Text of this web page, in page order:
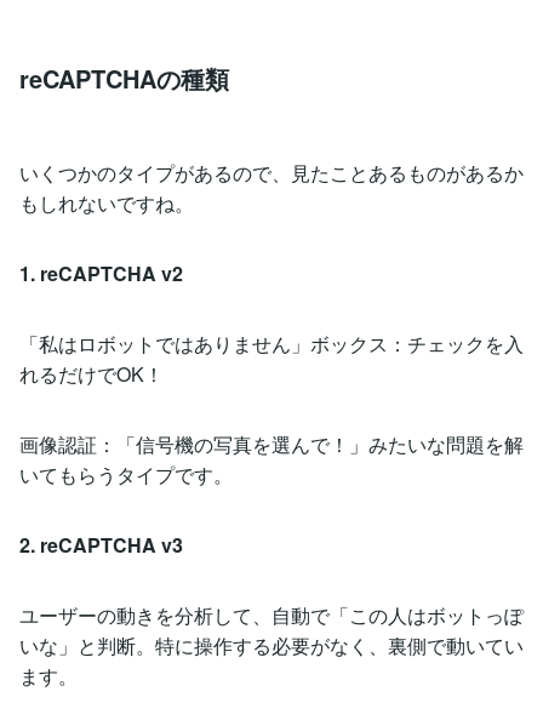
reCAPTCHAの種類
いくつかのタイプがあるので、見たことあるものがあるか
もしれないですね。
1. reCAPTCHA v2
「私はロボットではありません」ボックス：チェックを入
れるだけでOK！
画像認証：「信号機の写真を選んで！」みたいな問題を解
いてもらうタイプです。
2. reCAPTCHA v3
ユーザーの動きを分析して、自動で「この人はボットっぽ
いな」と判断。特に操作する必要がなく、裏側で動いてい
ます。